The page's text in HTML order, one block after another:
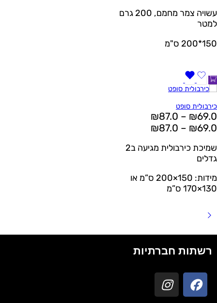
עשויה צמר מחמם, 200 גרם
למטר
150*200 ס"מ
כירבולית סופט
₪69.0
–
₪87.0
₪69.0
–
₪87.0
שמיכת כירבולית מגיעה ב2
גדלים
מידות: 150×200 ס”מ או
130×170 ס”מ
רשתות חברתיות